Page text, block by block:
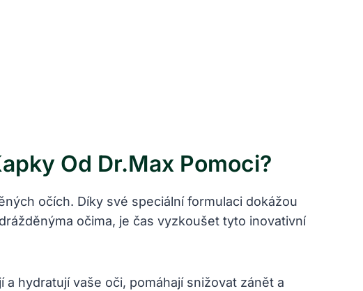
Od Dr.Max Pomoci?
očích. Díky své speciální formulaci dokážou
očima, je čas vyzkoušet tyto inovativní
hydratují vaše oči, pomáhají snižovat zánět a